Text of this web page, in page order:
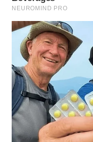
MALUT
WN
DAIRI
WN
DANAU
TOBA
WN
NIAS